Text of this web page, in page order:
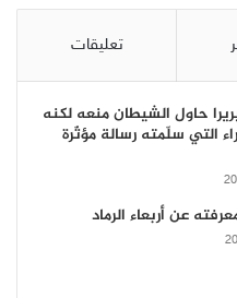
تعليقات
حاول الشيطان منعه لكنه
التي سلّمته رسالة مؤثّرة
عن أربعاء الرماد